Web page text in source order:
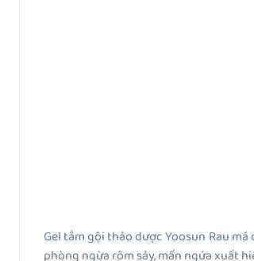
Gel tắm gội thảo dược Yoosun Rau
phòng ngừa rôm sảy, mẩn ngứa xuất